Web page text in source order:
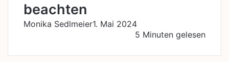
beachten
Monika Sedlmeier1. Mai 2024
5 Minuten gelesen